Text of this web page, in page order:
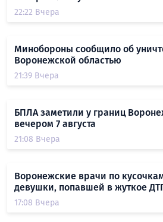
22:22 Вчера
Минобороны сообщило об
Воронежской областью
21:39 Вчера
БПЛА заметили у границ
вечером 7 августа
21:08 Вчера
Воронежские врачи по
девушки, попавшей в жуткое
17:08 Вчера